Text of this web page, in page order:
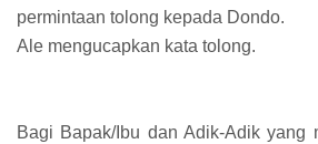
permintaan tolong kepada Dondo.
Ale mengucapkan kata tolong.
Bagi Bapak/Ibu dan Adik-Adik yang